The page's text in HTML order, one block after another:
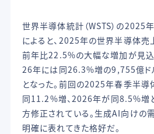
世界半導体統計（WSTS）の2025
によると、2025年の世界半導体売
前年比22.5%の大幅な増加が見込
26年には同26.3%増の9,755億ド
となった。前回の2025年春季半
同11.2%増、2026年が同8.5%増
方修正されている。生成AI向けの
明確に表れてきた格好だ。